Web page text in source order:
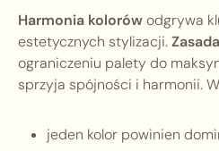
Harmonia kolorówodgrywa
estetycznych stylizacji.
ograniczeniu palety do
sprzyja spójności i harmonii.
jeden kolor powinien